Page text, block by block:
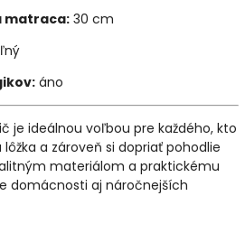
matraca: 30 cm
áno
je ideálnou voľbou pre každého, kto
a zároveň si dopriať pohodlie
materiálom a praktickému
domácnosti aj náročnejších